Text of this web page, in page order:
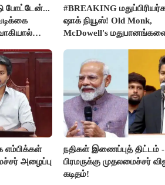
போட்டேன்...
#BREAKING
ஷாக் நியூஸ்! Old Monk,
McDowell's
எம்பிக்கள்
அழைப்பு
நதிகள் இணைப்புத் திட்டம் -
பிரமருக்கு முதலமைச்சர்
கடிதம்!